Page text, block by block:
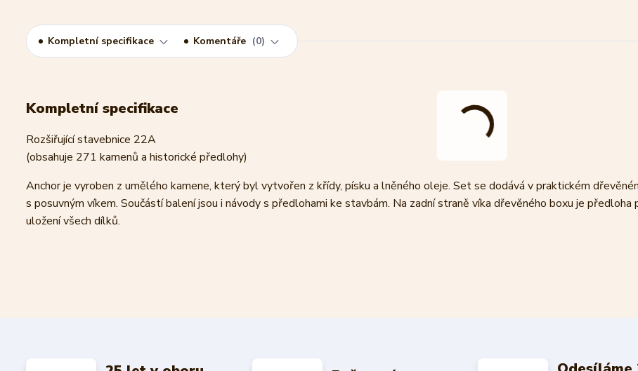
Kompletní specifikace Komentáře 0
Kompletní specifikace
Rozšiřující stavebnice 22A
(obsahuje 271 kamenů a historické předlohy)
Anchor je vyroben z umělého kamene, který byl vytvořen z křídy, písku a lněného oleje. Set se dodává v praktickém
s posuvným víkem. Součástí balení jsou i návody s předlohami ke stavbám. Na zadní straně víka dřevěného boxu je předloha
uložení všech dílků.